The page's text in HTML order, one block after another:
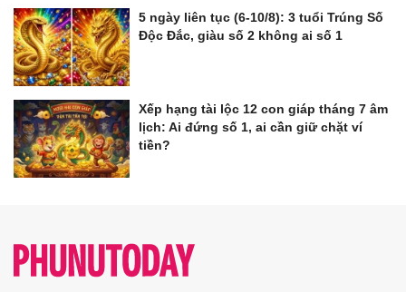
5 ngày liên tục (6-10/8): 3 tuổi Trúng Số
Độc Đắc, giàu số 2 không ai số 1
Xếp hạng tài lộc 12 con giáp tháng 7 âm
lịch: Ai đứng số 1, ai cần giữ chặt ví
tiền?